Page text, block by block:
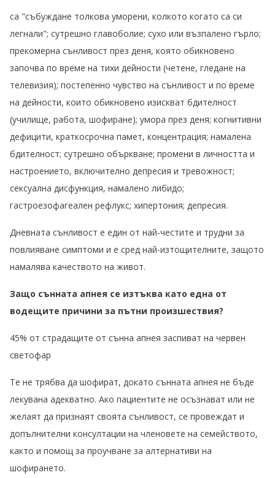
са "събуждане толкова уморени, колкото когато са си
легнали"; сутрешно главоболие; сухо или възпалено гърло;
прекомерна сънливост през деня, която обикновено
започва по време на тихи дейности (четене, гледане на
телевизия); постепенно чувство на сънливост и по време
на дейности, които обикновено изискват бдителност
(училище, работа, шофиране); умора през деня; когнитивни
дефицити, краткосрочна памет, концентрация; намалена
бдителност; сутрешно объркване; промени в личността и
настроението, включително депресия и тревожност;
сексуална дисфункция, намалено либидо;
гастроезофагеален рефлукс; хипертония; депресия.
Дневната сънливост е един от най-честите и трудни за
повлияване симптоми и е сред най-изтощителните, защото
намалява качеството на живот.
Защо сънната апнея се изтъква като една от
водещите причини за пътни произшествия?
45% от страдащите от сънна апнея заспиват на червен
светофар
Те не трябва да шофират, докато сънната апнея не бъде
лекувана адекватно. Ако пациентите не осъзнават или не
желаят да признаят своята сънливост, се провеждат и
допълнителни консултации на членовете на семейството,
както и помощ за проучване за алтернативи на
шофирането.